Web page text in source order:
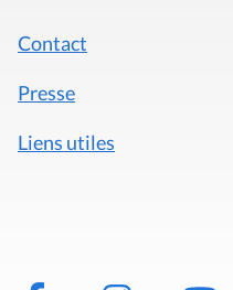
Contact
Presse
Liens utiles